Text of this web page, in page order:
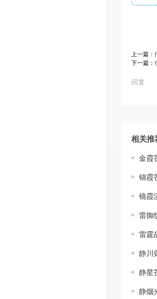
上一篇：
下一篇：
回复
相关推
金霞
锦霞
镜霞
雷御
雷霆
静川
静星
静烟